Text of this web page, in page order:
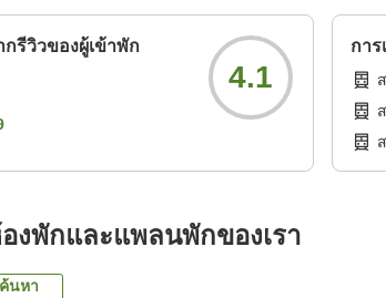
รีวิวของผู้เข้าพัก
4.1
การ
งพักและแพลนพักของเรา
นหา